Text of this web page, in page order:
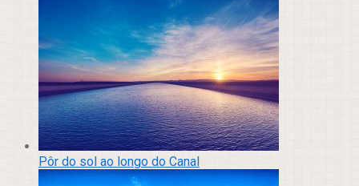
Pôr do sol ao longo do Canal